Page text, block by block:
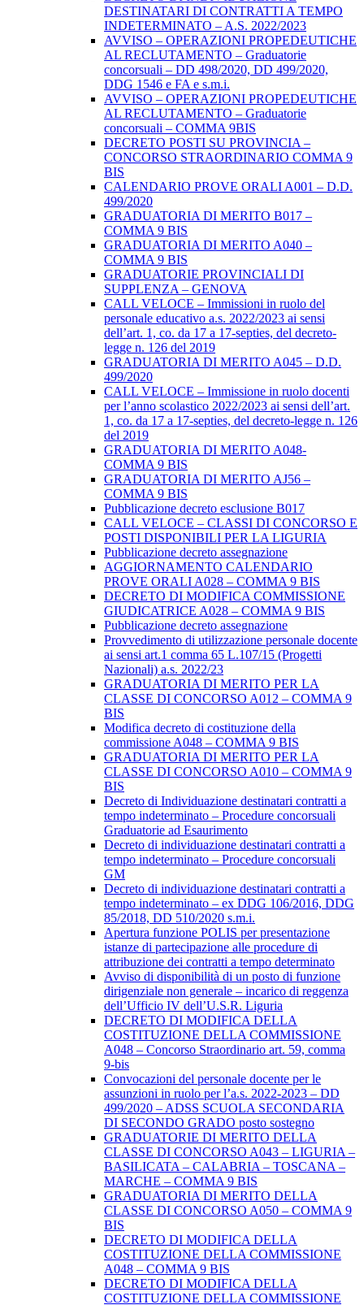
DESTINATARI DI CONTRATTI A TEMPO
INDETERMINATO – A.S. 2022/2023
AVVISO – OPERAZIONI PROPEDEUTICHE
AL RECLUTAMENTO – Graduatorie
concorsuali – DD 498/2020, DD 499/2020,
DDG 1546 e FA e s.m.i.
AVVISO – OPERAZIONI PROPEDEUTICHE
AL RECLUTAMENTO – Graduatorie
concorsuali – COMMA 9BIS
DECRETO POSTI SU PROVINCIA –
CONCORSO STRAORDINARIO COMMA 9
BIS
CALENDARIO PROVE ORALI A001 – D.D.
499/2020
GRADUATORIA DI MERITO B017 –
COMMA 9 BIS
GRADUATORIA DI MERITO A040 –
COMMA 9 BIS
GRADUATORIE PROVINCIALI DI
SUPPLENZA – GENOVA
CALL VELOCE – Immissioni in ruolo del
personale educativo a.s. 2022/2023 ai sensi
dell’art. 1, co. da 17 a 17-septies, del decreto-
legge n. 126 del 2019
GRADUATORIA DI MERITO A045 – D.D.
499/2020
CALL VELOCE – Immissione in ruolo docenti
per l’anno scolastico 2022/2023 ai sensi dell’art.
1, co. da 17 a 17-septies, del decreto-legge n. 126
del 2019
GRADUATORIA DI MERITO A048-
COMMA 9 BIS
GRADUATORIA DI MERITO AJ56 –
COMMA 9 BIS
Pubblicazione decreto esclusione B017
CALL VELOCE – CLASSI DI CONCORSO E
POSTI DISPONIBILI PER LA LIGURIA
Pubblicazione decreto assegnazione
AGGIORNAMENTO CALENDARIO
PROVE ORALI A028 – COMMA 9 BIS
DECRETO DI MODIFICA COMMISSIONE
GIUDICATRICE A028 – COMMA 9 BIS
Pubblicazione decreto assegnazione
Provvedimento di utilizzazione personale docente
ai sensi art.1 comma 65 L.107/15 (Progetti
Nazionali) a.s. 2022/23
GRADUATORIA DI MERITO PER LA
CLASSE DI CONCORSO A012 – COMMA 9
BIS
Modifica decreto di costituzione della
commissione A048 – COMMA 9 BIS
GRADUATORIA DI MERITO PER LA
CLASSE DI CONCORSO A010 – COMMA 9
BIS
Decreto di Individuazione destinatari contratti a
tempo indeterminato – Procedure concorsuali
Graduatorie ad Esaurimento
Decreto di individuazione destinatari contratti a
tempo indeterminato – Procedure concorsuali
GM
Decreto di individuazione destinatari contratti a
tempo indeterminato – ex DDG 106/2016, DDG
85/2018, DD 510/2020 s.m.i.
Apertura funzione POLIS per presentazione
istanze di partecipazione alle procedure di
attribuzione dei contratti a tempo determinato
Avviso di disponibilità di un posto di funzione
dirigenziale non generale – incarico di reggenza
dell’Ufficio IV dell’U.S.R. Liguria
DECRETO DI MODIFICA DELLA
COSTITUZIONE DELLA COMMISSIONE
A048 – Concorso Straordinario art. 59, comma
9-bis
Convocazioni del personale docente per le
assunzioni in ruolo per l’a.s. 2022-2023 – DD
499/2020 – ADSS SCUOLA SECONDARIA
DI SECONDO GRADO posto sostegno
GRADUATORIE DI MERITO DELLA
CLASSE DI CONCORSO A043 – LIGURIA –
BASILICATA – CALABRIA – TOSCANA –
MARCHE – COMMA 9 BIS
GRADUATORIA DI MERITO DELLA
CLASSE DI CONCORSO A050 – COMMA 9
BIS
DECRETO DI MODIFICA DELLA
COSTITUZIONE DELLA COMMISSIONE
A048 – COMMA 9 BIS
DECRETO DI MODIFICA DELLA
COSTITUZIONE DELLA COMMISSIONE